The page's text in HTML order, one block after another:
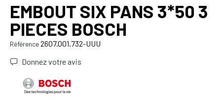
EMBOUT SIX PANS 3*50 3
PIECES BOSCH
Référence2607.001.732-UUU
Donnez votre avis